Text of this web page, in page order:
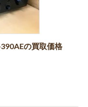
の買取価格